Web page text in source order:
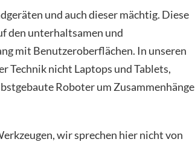
und auch dieser mächtig. Diese
den unterhaltsamen und
mit Benutzeroberflächen. In unseren
Technik nicht Laptops und Tablets,
Roboter um Zusammenhänge
wir sprechen hier nicht von